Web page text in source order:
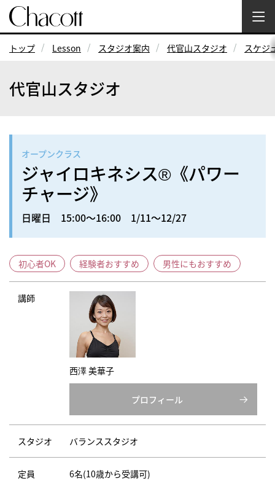
トップ Lesson スタジオ案内 代官山スタジオ スケジ
代官山スタジオ
オープンクラス
ジャイロキネシス®《パワー
チャージ》
日曜日 15:00～16:00 1/11～12/27
初心者OK 経験者おすすめ 男性にもおすすめ
講師
西澤 美華子
プロフィール
スタジオ バランススタジオ
定員 6名(10歳から受講可)